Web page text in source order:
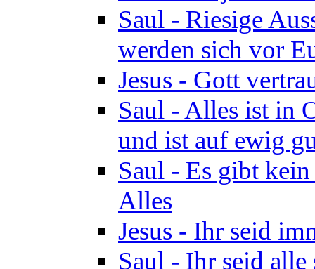
Saul - Riesige
werden sich vor
Jesus - Gott
Saul - Alles ist in
und ist auf ewig
Saul - Es gibt
Alles
Jesus - Ihr seid
Saul - Ihr seid alle